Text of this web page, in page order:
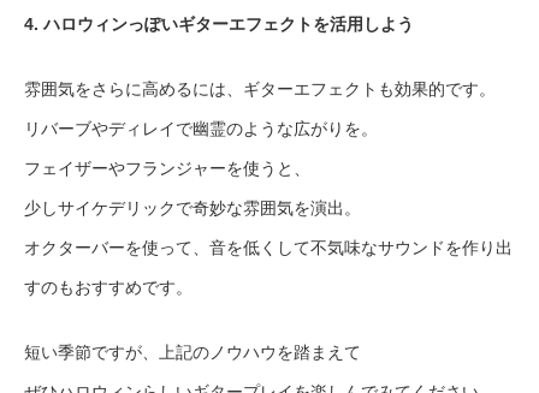
4. ハロウィンっぽいギターエフェクトを活用しよう
雰囲気をさらに高めるには、ギターエフェクトも効果的です。
リバーブやディレイで幽霊のような広がりを。
フェイザーやフランジャーを使うと、
少しサイケデリックで奇妙な雰囲気を演出。
オクターバーを使って、音を低くして不気味なサウンドを作り出
すのもおすすめです。
短い季節ですが、上記のノウハウを踏まえて